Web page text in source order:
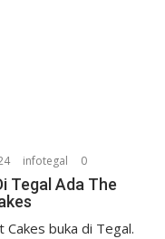
infotegal 0
Tegal Ada The
buka di Tegal.